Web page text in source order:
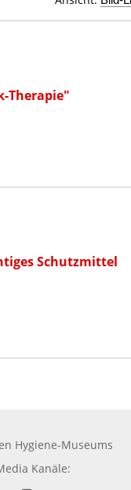
Therapie"
Schutzmittel
Hygiene-Museums
Kanäle: